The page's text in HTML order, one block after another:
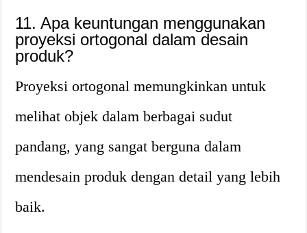
11. Apa keuntungan menggunakan
proyeksi ortogonal dalam desain
produk?
Proyeksi ortogonal memungkinkan untuk
melihat objek dalam berbagai sudut
pandang, yang sangat berguna dalam
mendesain produk dengan detail yang lebih
baik.